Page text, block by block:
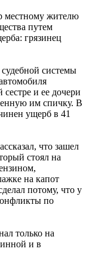
местному жителю
путем
грязинец
системы
и ее дочери
им спичку. В
ущерб в 41
что зашел
стоял на
на капот
потому, что у
по
только на
и в